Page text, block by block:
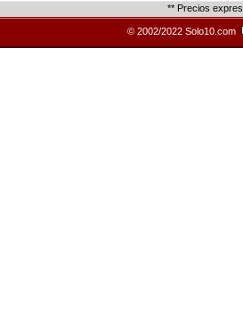
** Precios
© 2002/2022 Solo10.com